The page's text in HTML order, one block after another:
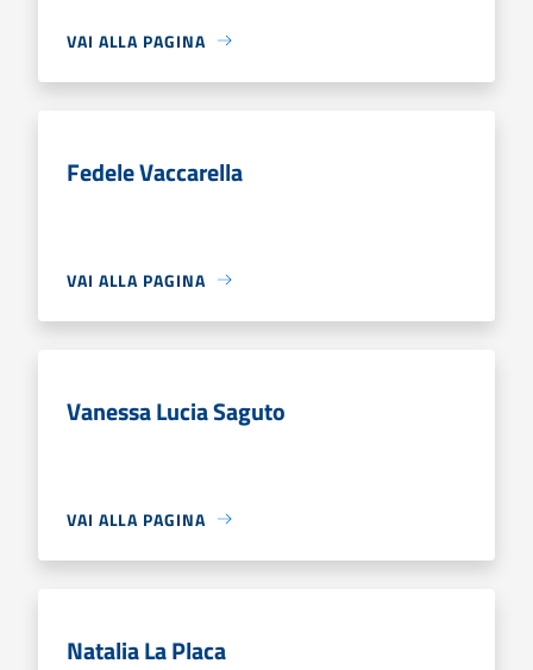
VAI ALLA PAGINA
Fedele Vaccarella
VAI ALLA PAGINA
Vanessa Lucia Saguto
VAI ALLA PAGINA
Natalia La Placa